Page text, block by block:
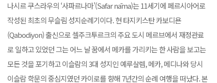
나시르 쿠스라우의 ‘사파르나마’(Safar nāma)는 11세기에 페르시아어로
작성된 최초의 무슬림 성지순례기이다. 현 타지키스탄 카보디욘
(Qabodiyon) 출신으로 셀주크투르크의 주요 도시 메르브에서 재정관료
로 일하고 있었던 그는 어느 날 꿈에서 메카를 가리키는 한 사람을 보고는
모든 것을 포기하고 이슬람의 3대 성지인 예루살렘, 메카, 메디나와 당시
이슬람 학문의 중심지였던 카이로를 향해 7년간의 순례 여행을 떠났다. 본